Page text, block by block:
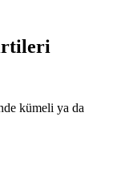
kümeli ya da